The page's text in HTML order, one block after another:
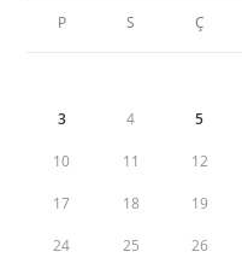
P S Ç
3 4 5
10 11 12
17 18 19
24 25 26